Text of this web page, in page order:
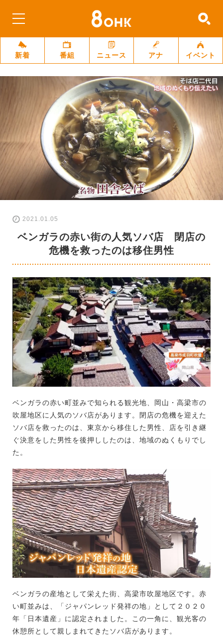
新着 番組 ニュース アナ イベント
2021.01.05
ベンガラの赤い街の人気ソバ店 閉店の
危機を救ったのは移住男性
ベンガラの赤い町並みで知られる観光地、岡山・高梁市の
吹屋地区に人気のソバ店があります。閉店の危機を迎えた
ソバ店を救ったのは、東京から移住した男性、店を引き継
ぐ決意をした男性を後押ししたのは、地域のぬくもりでし
た。
ベンガラの産地として栄えた街、高梁市吹屋地区です。赤
い町並みは、「ジャパンレッド発祥の地」として２０２０
年「日本遺産」に認定されました。この一角に、観光客の
休憩所として親しまれてきたソバ店があります。